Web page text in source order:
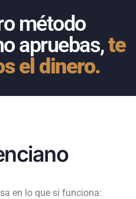
método
apruebas,te
el dinero.
en lo que sí funciona: